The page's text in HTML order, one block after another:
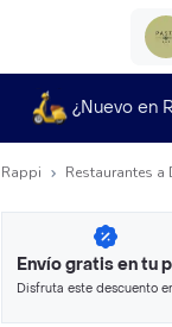
¿Nuevo en
Rappi Restaurantes a
Envío gratis en tu
Disfruta este descuento